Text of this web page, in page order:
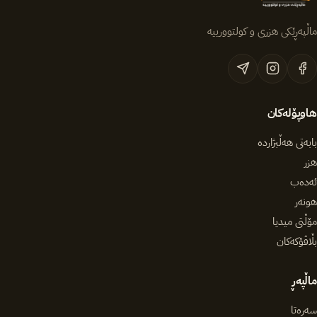
ماڵپەڕێکی هزری و کولتوورییە
هاوپۆلەکان
بابەتی هەڵبژاردە
هزر
ئەدەب
هونەر
مۆڵتی میدیا
بڵاڤۆکەکان
ماڵپەڕ
سەرەتا